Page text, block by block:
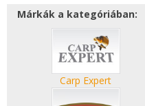
Márkák a kategóriában:
Carp Expert